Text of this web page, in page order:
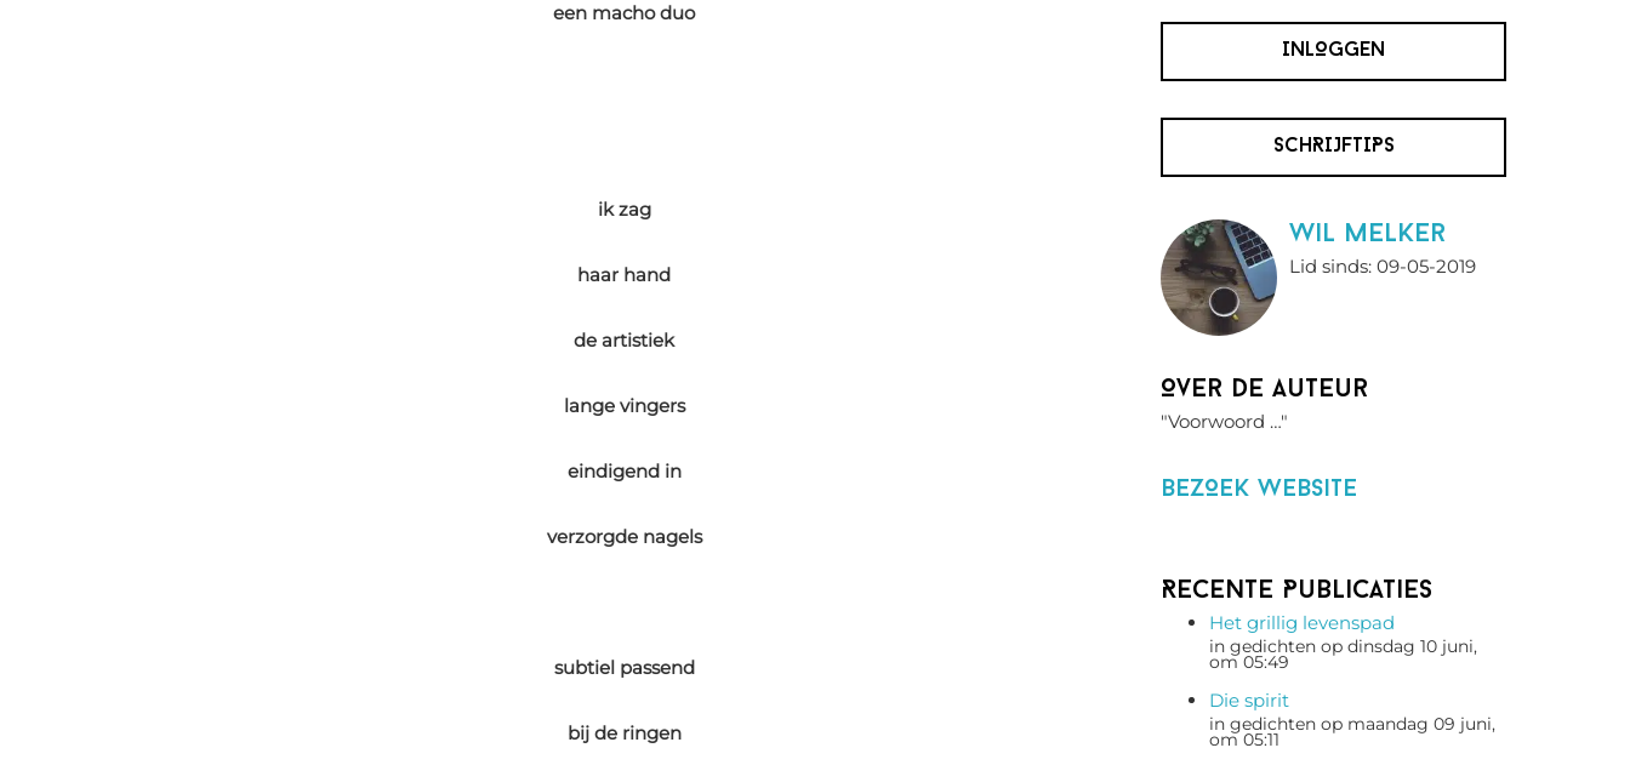
een macho duo
ik zag
haar hand
de artistiek
lange vingers
eindigend in
verzorgde nagels
subtiel passend
bij de ringen
INLOGGEN
SCHRIJFTIPS
wil melker
Lid sinds: 09-05-2019
Over de auteur
"Voorwoord …"
BezOek website
Recente Publicaties
Het grillig levenspad
in gedichten op dinsdag 10 juni,
om 05:49
Die spirit
in gedichten op maandag 09 juni,
om 05:11